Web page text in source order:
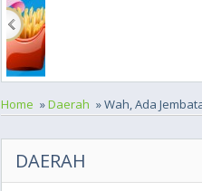
Home »Daerah » Wah, Ada
DAERAH